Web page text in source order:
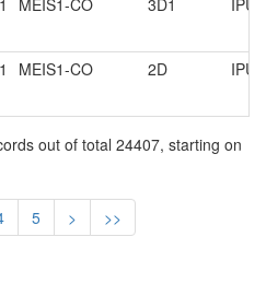
MEIS1-CO 3D1 IPU
MEIS1-CO 2D IPU
out of total 24407, starting on
5 > >>